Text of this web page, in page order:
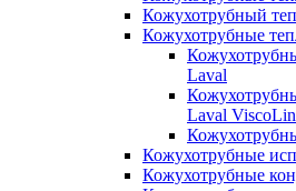
Кожухотрубный
Кожухотрубные
Laval
Laval
Кожухотрубные
Кожухотрубные